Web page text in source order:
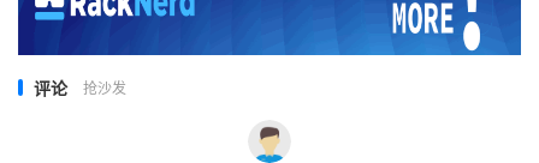
评论 抢沙发